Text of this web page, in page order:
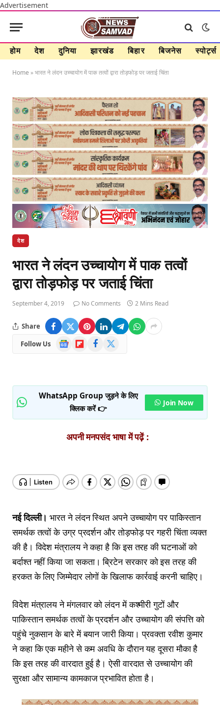
Advertisement
होम देश दुनिया झारखंड बिहार बिजनेस स्पोर्ट्स
Home »भारत ने लंदन उच्चायोग में पाक तत्वों द्वारा तोड़फोड़ पर जताई चिंता
देश
भारत ने लंदन उच्चायोग में पाक तत्वों
द्वारा तोड़फोड़ पर जताई चिंता
September 4, 2019 No Comments 2 Mins Read
Share
Follow Us
Google
News
FlipboardFacebook
WhatsApp Group जुड़ने के लिए
क्लिक करें 👉
Join Now
अपनी मनपसंद भाषा में पढ़ें :
नई दिल्ली। भारत ने लंदन स्थित अपने उच्चायोग पर पाकिस्तान
समर्थक तत्वों के उग्र प्रदर्शन और तोड़फोड़ पर गहरी चिंता व्यक्त
की है। विदेश मंत्रालय ने कहा है कि इस तरह की घटनाओं को
बर्दाश्त नहीं किया जा सकता। ब्रिटेन सरकार को इस तरह की
हरकत के लिए जिम्मेदार लोगों के खिलाफ कार्रवाई करनी चाहिए।
विदेश मंत्रालय ने मंगलवार को लंदन में कश्मीरी गुटों और
पाकिस्तान समर्थक तत्वों के प्रदर्शन और उच्चायोग की संपत्ति को
पहुंचे नुकसान के बारे में बयान जारी किया। प्रवक्ता रवीश कुमार
ने कहा कि एक महीने से कम अवधि के दौरान यह दूसरा मौका है
कि इस तरह की वारदात हुई है। ऐसी वारदात से उच्चायोग की
सुरक्षा और सामान्य कामकाज प्रभावित होता है।